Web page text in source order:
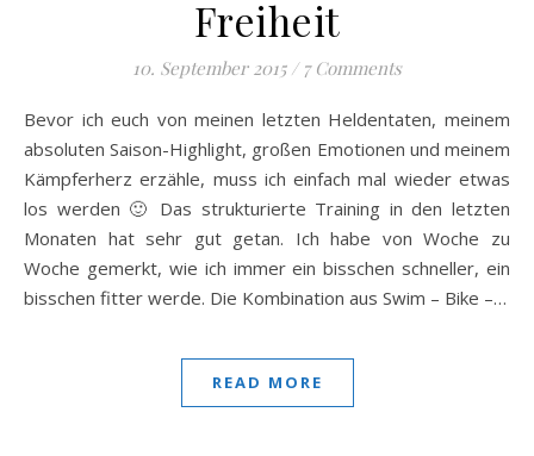
Freiheit
10. September 2015 / 7 Comments
Bevor ich euch von meinen letzten Heldentaten, meinem
absoluten Saison-Highlight, großen Emotionen und meinem
Kämpferherz erzähle, muss ich einfach mal wieder etwas
los werden 🙂 Das strukturierte Training in den letzten
Monaten hat sehr gut getan. Ich habe von Woche zu
Woche gemerkt, wie ich immer ein bisschen schneller, ein
bisschen fitter werde. Die Kombination aus Swim – Bike –…
READ MORE